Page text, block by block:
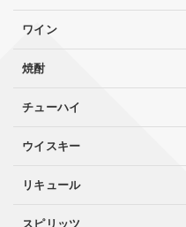
ワイン
焼酎
チューハイ
ウイスキー
リキュール
スピリッツ